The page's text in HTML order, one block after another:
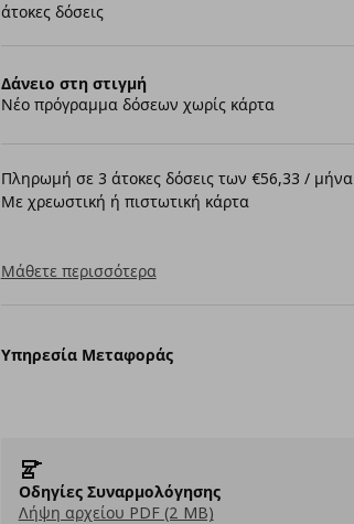
άτοκες δόσεις
Δάνειο στη στιγμή
Νέο πρόγραμμα δόσεων χωρίς κάρτα
Πληρωμή σε 3 άτοκες δόσεις των €56,33 / μήνα
Με χρεωστική ή πιστωτική κάρτα
Μάθετε περισσότερα
Υπηρεσία Μεταφοράς
Οδηγίες Συναρμολόγησης
Λήψη αρχείου PDF (2 MB)